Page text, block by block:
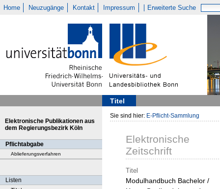
Home Neuzugänge Kontakt Impressum Erweiterte Suche
Titel
Elektronische Publikationen aus
dem Regierungsbezirk Köln
Pflichtabgabe
Ablieferungsverfahren
Listen
Sie sind hier: E-Pflicht-Sammlung
Elektronische
Zeitschrift
Titel
Modulhandbuch Bachelor /